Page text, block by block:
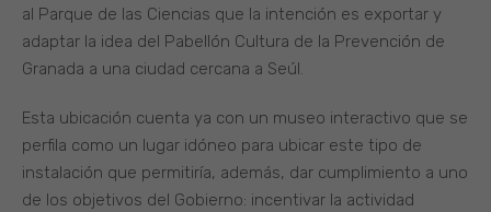
al Parque de las Ciencias que la intención es exportar y
adaptar la idea del Pabellón Cultura de la Prevención de
Granada a una ciudad cercana a Seúl.
Esta ubicación cuenta ya con un museo interactivo que se
perfila como un lugar idóneo para ubicar este tipo de
instalación que permitiría, además, dar cumplimiento a uno
de los objetivos del Gobierno: incentivar la actividad